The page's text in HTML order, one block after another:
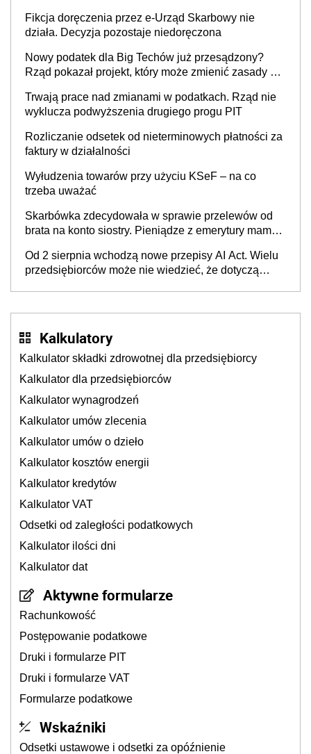
Fikcja doręczenia przez e-Urząd Skarbowy nie
działa. Decyzja pozostaje niedoręczona
Nowy podatek dla Big Techów już przesądzony?
Rząd pokazał projekt, który może zmienić zasady gry
Trwają prace nad zmianami w podatkach. Rząd nie
wyklucza podwyższenia drugiego progu PIT
Rozliczanie odsetek od nieterminowych płatności za
faktury w działalności
Wyłudzenia towarów przy użyciu KSeF – na co
trzeba uważać
Skarbówka zdecydowała w sprawie przelewów od
brata na konto siostry. Pieniądze z emerytury mamy
będzie
Od 2 sierpnia wchodzą nowe przepisy AI Act. Wielu
przedsiębiorców może nie wiedzieć, że dotyczą
Kalkulatory
Kalkulator składki zdrowotnej dla przedsiębiorcy
Kalkulator dla przedsiębiorców
Kalkulator wynagrodzeń
Kalkulator umów zlecenia
Kalkulator umów o dzieło
Kalkulator kosztów energii
Kalkulator kredytów
Kalkulator VAT
Odsetki od zaległości podatkowych
Kalkulator ilości dni
Kalkulator dat
Aktywne formularze
Rachunkowość
Postępowanie podatkowe
Druki i formularze PIT
Druki i formularze VAT
Formularze podatkowe
Wskaźniki
Odsetki ustawowe i odsetki za opóźnienie